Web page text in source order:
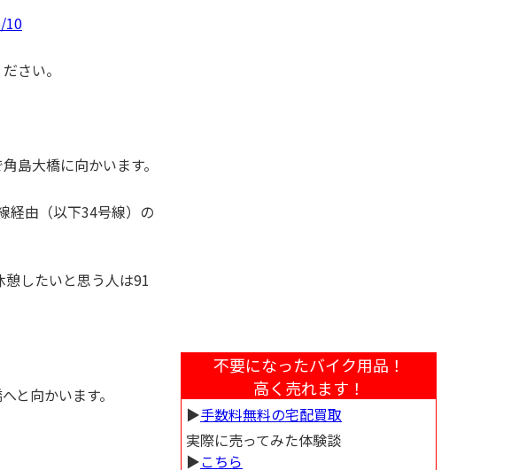
10
さい。
島大橋に向かいます。
経由（以下34号線）の
したいと思う人は91
と向かいます。
不要になったバイク用品！
高く売れます！
▶︎手数料無料の宅配買取
実際に売ってみた体験談
▶︎こちら